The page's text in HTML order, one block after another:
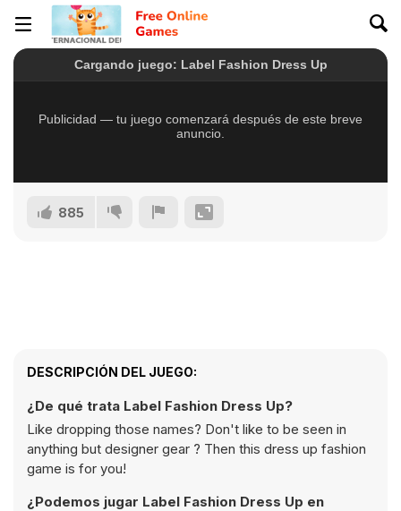
885
DESCRIPCIÓN DEL JUEGO:
¿De qué trata Label Fashion Dress Up?
Like dropping those names? Don't like to be seen in
anything but designer gear ? Then this dress up fashion
game is for you!
¿Podemos jugar Label Fashion Dress Up en